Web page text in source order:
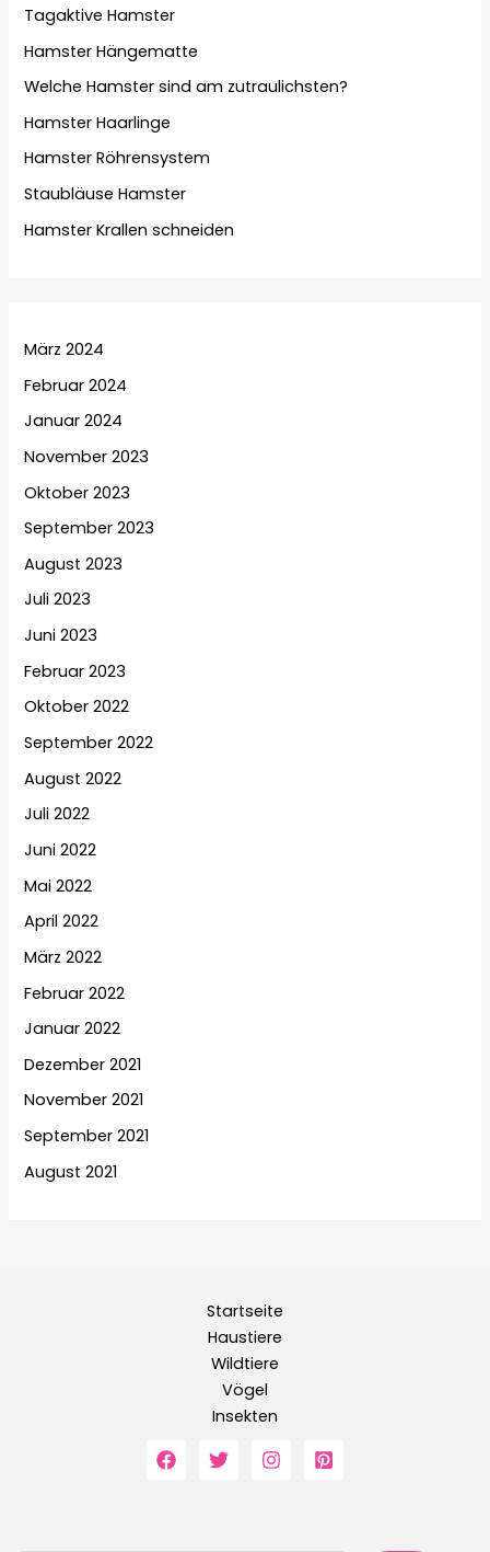
Tagaktive Hamster
Hamster Hängematte
Welche Hamster sind am zutraulichsten?
Hamster Haarlinge
Hamster Röhrensystem
Staubläuse Hamster
Hamster Krallen schneiden
März 2024
Februar 2024
Januar 2024
November 2023
Oktober 2023
September 2023
August 2023
Juli 2023
Juni 2023
Februar 2023
Oktober 2022
September 2022
August 2022
Juli 2022
Juni 2022
Mai 2022
April 2022
März 2022
Februar 2022
Januar 2022
Dezember 2021
November 2021
September 2021
August 2021
Startseite
Haustiere
Wildtiere
Vögel
Insekten